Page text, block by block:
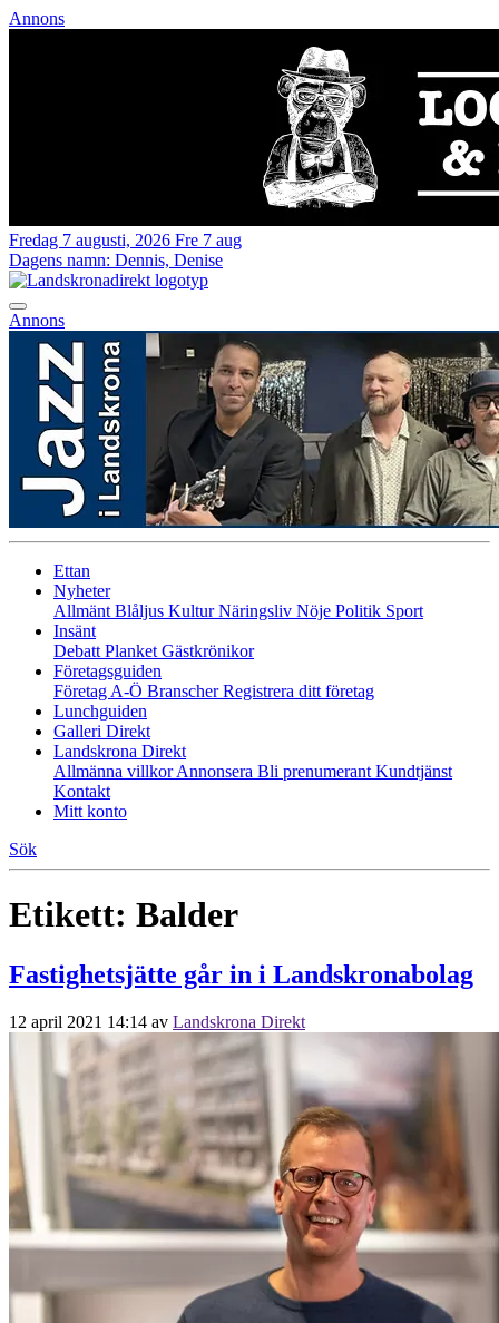
Annons
Fredag 7 augusti, 2026 Fre 7 aug
Dagens namn: Dennis, Denise
Annons
Ettan
Nyheter
Allmänt Blåljus KulturNäringsliv Nöje Politik Sport
Insänt
Debatt Planket Gästkrönikor
Företagsguiden
Företag A-Ö BranscherRegistrera ditt företag
Lunchguiden
Galleri Direkt
Landskrona Direkt
Allmänna villkorAnnonsera Bli prenumerant Kundtjänst
Kontakt
Mitt konto
Sök
Etikett: Balder
Fastighetsjätte går in i Landskronabolag
12 april 2021 14:14 av Landskrona Direkt